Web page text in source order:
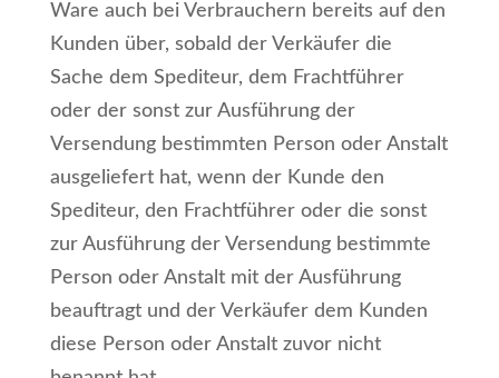
Ware auch bei Verbrauchern bereits auf den
Kunden über, sobald der Verkäufer die
Sache dem Spediteur, dem Frachtführer
oder der sonst zur Ausführung der
Versendung bestimmten Person oder Anstalt
ausgeliefert hat, wenn der Kunde den
Spediteur, den Frachtführer oder die sonst
zur Ausführung der Versendung bestimmte
Person oder Anstalt mit der Ausführung
beauftragt und der Verkäufer dem Kunden
diese Person oder Anstalt zuvor nicht